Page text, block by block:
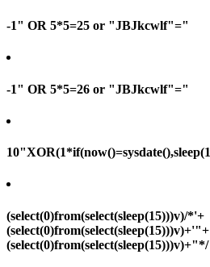
-1" OR 5*5=25 or "JBJkcwlf"="
-1" OR 5*5=26 or "JBJkcwlf"="
(select(0)from(select(sleep(15)))v)/*'+
(select(0)from(select(sleep(15)))v)+'"+
(select(0)from(select(sleep(15)))v)+"*/